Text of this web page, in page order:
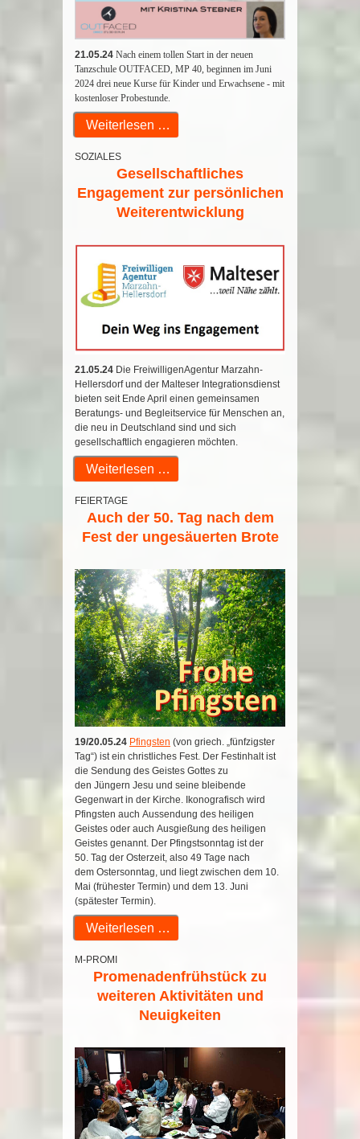
21.05.24 Nach einem tollen Start in der neuen
Tanzschule OUTFACED, MP 40, beginnen im Juni
2024 drei neue Kurse für Kinder und Erwachsene - mit
kostenloser Probestunde.
Weiterlesen …
SOZIALES
Gesellschaftliches
Engagement zur persönlichen
Weiterentwicklung
21.05.24 Die FreiwilligenAgentur Marzahn-
Hellersdorf und der Malteser Integrationsdienst
bieten seit Ende April einen gemeinsamen
Beratungs- und Begleitservice für Menschen an,
die neu in Deutschland sind und sich
gesellschaftlich engagieren möchten.
Weiterlesen …
FEIERTAGE
Auch der 50. Tag nach dem
Fest der ungesäuerten Brote
19/20.05.24 Pfingsten (von griech. „fünfzigster
Tag“) ist ein christliches Fest. Der Festinhalt ist
die Sendung des Geistes Gottes zu
den Jüngern Jesu und seine bleibende
Gegenwart in der Kirche. Ikonografisch wird
Pfingsten auch Aussendung des heiligen
Geistes oder auch Ausgießung des heiligen
Geistes genannt. Der Pfingstsonntag ist der
50. Tag der Osterzeit, also 49 Tage nach
dem Ostersonntag, und liegt zwischen dem 10.
Mai (frühester Termin) und dem 13. Juni
(spätester Termin).
Weiterlesen …
M-PROMI
Promenadenfrühstück zu
weiteren Aktivitäten und
Neuigkeiten